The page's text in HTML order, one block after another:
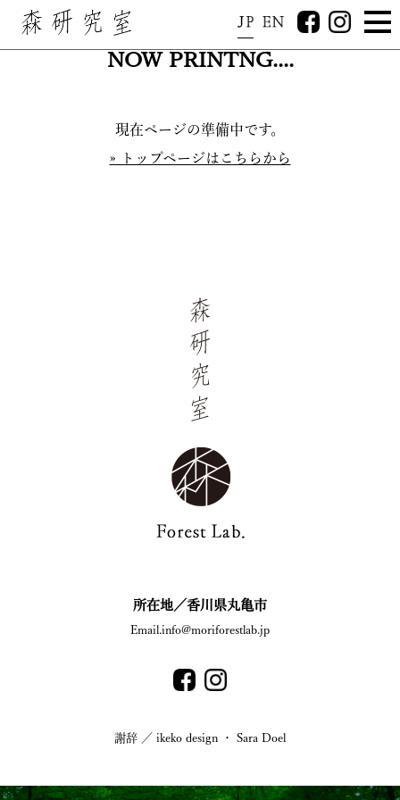
森研究室NOW PRINTNG....
現在ページの準備中です。
» トップページはこちらから
所在地／香川県丸亀市
Email.info@moriforestlab.jp
謝辞 ／ ikeko design ・ Sara Doel